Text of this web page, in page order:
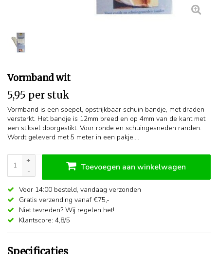
Vormband wit
5,95 per stuk
Vormband is een soepel, opstrijkbaar schuin bandje, met draden
versterkt. Het bandje is 12mm breed en op 4mm van de kant met
een stiksel doorgestikt. Voor ronde en schuingesneden randen.
Wordt geleverd met 5 meter in een pakje....
+
-
Toevoegen aan winkelwagen
Voor 14:00 besteld, vandaag verzonden
Gratis verzending vanaf €75,-
Niet tevreden? Wij regelen het!
Klantscore: 4,8/5
Specificaties